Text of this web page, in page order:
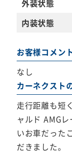
外装状態
内装状態
お客様コメン
なし
カーネクスト
走行距離も短
ャルド AMG
いお車だった
だきました。